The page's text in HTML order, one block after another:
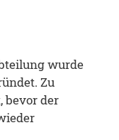
wurde
Zu
bevor der